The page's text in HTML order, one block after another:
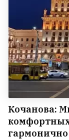
Кочанова:
комфортных
гармонично